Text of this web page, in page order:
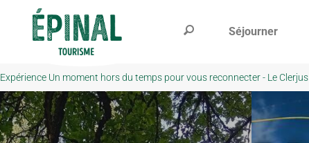
Séjourner
Expérience Un moment hors du temps pour vous reconnecter - Le Clerjus